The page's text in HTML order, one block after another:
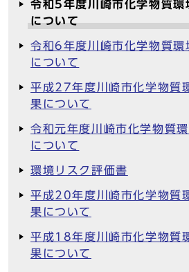
令和5年度川崎市化学物質環
について
令和6年度川崎市化学物質環
について
平成27年度川崎市化学物質
果について
令和元年度川崎市化学物質
について
環境リスク評価書
平成20年度川崎市化学物質
果について
平成18年度川崎市化学物質
果について